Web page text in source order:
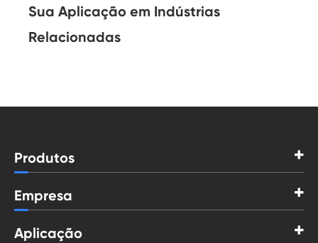
Sua Aplicação em Indústrias
Relacionadas
Produtos
Empresa
Aplicação